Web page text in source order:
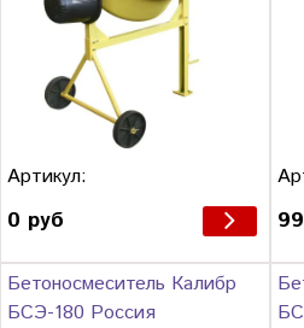
Артикул:
0 руб
Бетоносмеситель Калибр
БСЭ-180 Россия